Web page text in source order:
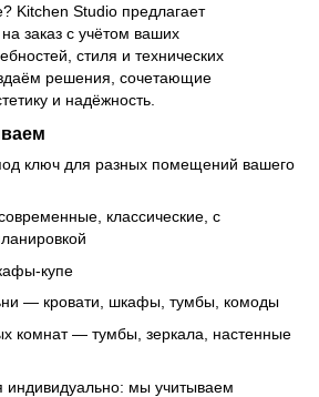
Kitchen Studio предлагает
заказ с учётом ваших
стиля и технических
решения, сочетающие
и надёжность.
ключ для разных помещений вашего
классические, с
купе
— кровати, шкафы, тумбы, комоды
комнат — тумбы, зеркала, настенные
индивидуально: мы учитываем